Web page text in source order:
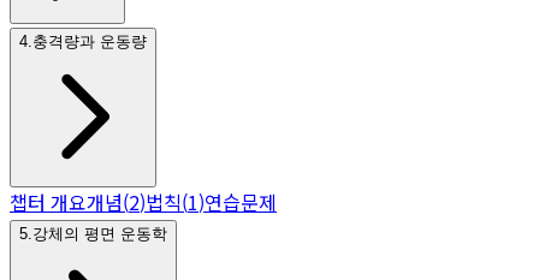
4 충격량과 운동량
챕터 개요개념(2)법칙(1)연습문제
5 강체의 평면 운동학